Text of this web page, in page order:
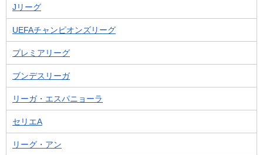
Jリーグ
UEFAチャンピオンズリーグ
プレミアリーグ
ブンデスリーガ
リーガ・エスパニョーラ
セリエA
リーグ・アン